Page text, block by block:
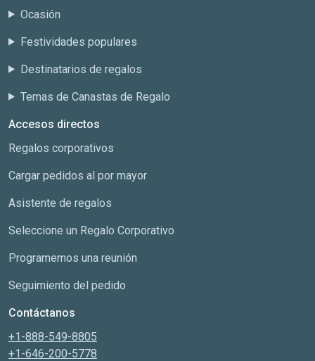
Ocasión
Festividades populares
Destinatarios de regalos
Temas de Canastas de Regalo
Accesos directos
Regalos corporativos
Cargar pedidos al por mayor
Asistente de regalos
Seleccione un Regalo Corporativo
Programemos una reunión
Seguimiento del pedido
Contáctanos
+1-888-549-8805
+1-646-200-5778